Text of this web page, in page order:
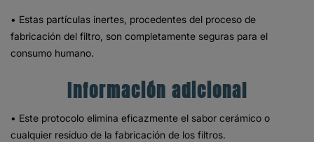
• Estas partículas inertes, procedentes del proceso de
fabricación del filtro, son completamente seguras para el
consumo humano.
Información adicional
• Este protocolo elimina eficazmente el sabor cerámico o
cualquier residuo de la fabricación de los filtros.